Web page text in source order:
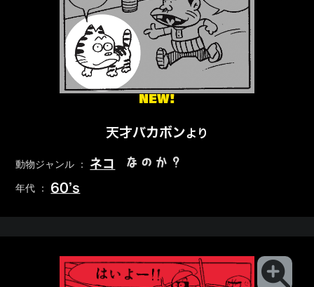
NEW!
天才バカボンより
動物ジャンル ： ネコ なのか？
年代 ： 60’s